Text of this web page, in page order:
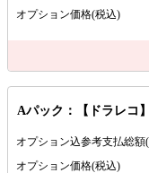
オプション価格(税込)
Aパック：【ドラレコ
オプション込参考支払総額
オプション価格(税込)